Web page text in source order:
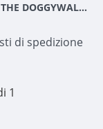
PET-JOY THE DOGGYWALKER COLLARE NAVY BLUE
di spedizione
1